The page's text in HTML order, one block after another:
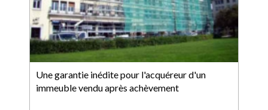
Une garantie inédite pour l'acquéreur d'un
immeuble vendu après achèvement